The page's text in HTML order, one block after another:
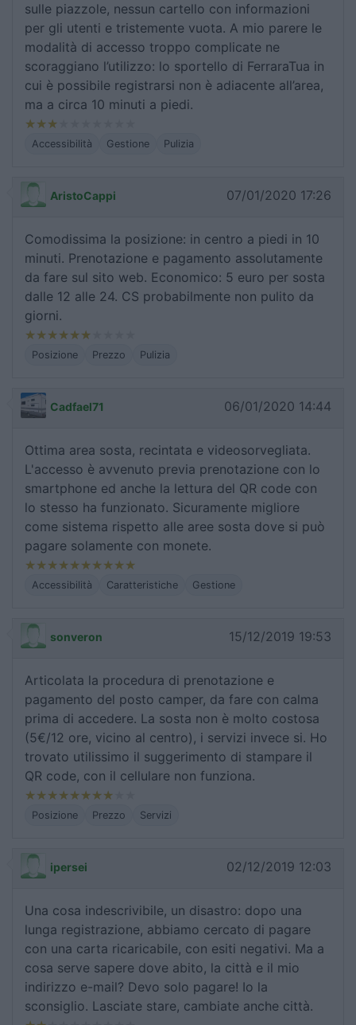
sulle piazzole, nessun cartello con informazioni
per gli utenti e tristemente vuota. A mio parere le
modalità di accesso troppo complicate ne
scoraggiano l’utilizzo: lo sportello di FerraraTua in
cui è possibile registrarsi non è adiacente all’area,
ma a circa 10 minuti a piedi.
Accessibilità Gestione Pulizia
AristoCappi 07/01/2020 17:26
Comodissima la posizione: in centro a piedi in 10
minuti. Prenotazione e pagamento assolutamente
da fare sul sito web. Economico: 5 euro per sosta
dalle 12 alle 24. CS probabilmente non pulito da
giorni.
Posizione Prezzo Pulizia
Cadfael71 06/01/2020 14:44
Ottima area sosta, recintata e videosorvegliata.
L'accesso è avvenuto previa prenotazione con lo
smartphone ed anche la lettura del QR code con
lo stesso ha funzionato. Sicuramente migliore
come sistema rispetto alle aree sosta dove si può
pagare solamente con monete.
Accessibilità Caratteristiche Gestione
sonveron 15/12/2019 19:53
Articolata la procedura di prenotazione e
pagamento del posto camper, da fare con calma
prima di accedere. La sosta non è molto costosa
(5€/12 ore, vicino al centro), i servizi invece si. Ho
trovato utilissimo il suggerimento di stampare il
QR code, con il cellulare non funziona.
Posizione Prezzo Servizi
ipersei 02/12/2019 12:03
Una cosa indescrivibile, un disastro: dopo una
lunga registrazione, abbiamo cercato di pagare
con una carta ricaricabile, con esiti negativi. Ma a
cosa serve sapere dove abito, la città e il mio
indirizzo e-mail? Devo solo pagare! Io la
sconsiglio. Lasciate stare, cambiate anche città.